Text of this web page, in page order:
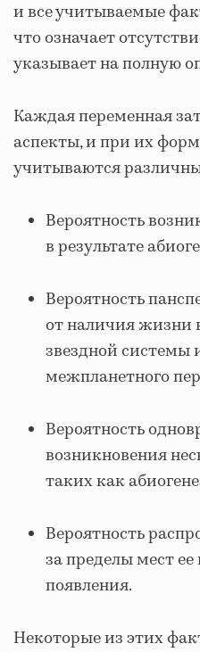
и все учитываемые
что означает
указывает на полную
Каждая переменная
аспекты, и при их
учитываются
Вероятность
в результате
Вероятность
от наличия жизни
звездной
межпланетного
Вероятность
возникновения
таких как
Вероятность
за пределы мест
появления.
Некоторые из этих